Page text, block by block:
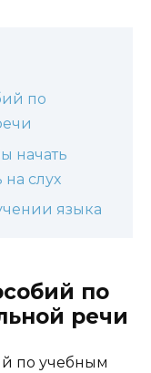
по
начать
слух
языка
по
речи
по учебным